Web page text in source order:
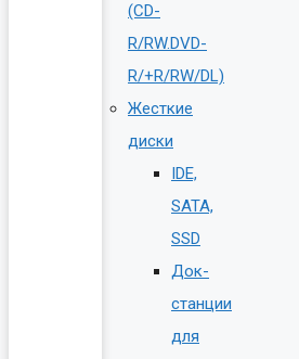
(CD-
R/RW.DVD-
R/+R/RW/DL)
Жесткие
диски
IDE,
SATA,
SSD
Док-
станции
для